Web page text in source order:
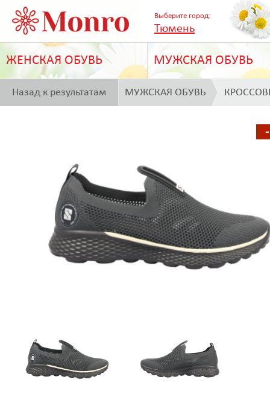
Выберите город:
Тюмень
ЖЕНСКАЯ ОБУВЬ МУЖСКАЯ ОБУВЬ
Назад к результатам МУЖСКАЯ ОБУВЬ